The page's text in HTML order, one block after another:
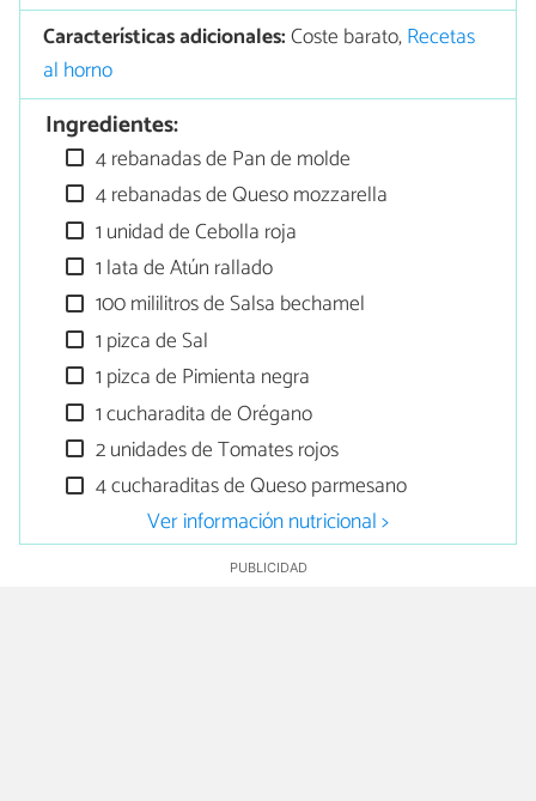
Características adicionales:Coste barato,Recetas
al horno
Ingredientes:
4 rebanadas de Pan de molde
4 rebanadas de Queso mozzarella
1 unidad de Cebolla roja
1 lata de Atún rallado
100 mililitros de Salsa bechamel
1 pizca de Sal
1 pizca de Pimienta negra
1 cucharadita de Orégano
2 unidades de Tomates rojos
4 cucharaditas de Queso parmesano
Ver información nutricional >